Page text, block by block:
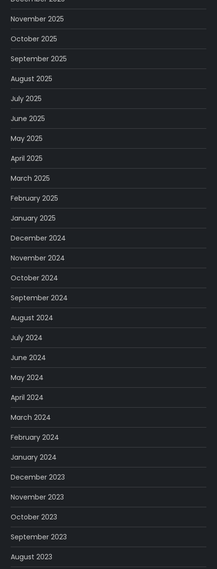
November 2025
October 2025
September 2025
August 2025
July 2025
June 2025
May 2025
April 2025
March 2025
February 2025
January 2025
December 2024
November 2024
October 2024
September 2024
August 2024
July 2024
June 2024
May 2024
April 2024
March 2024
February 2024
January 2024
December 2023
November 2023
October 2023
September 2023
August 2023